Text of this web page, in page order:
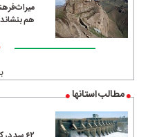
هم بنشاند
مطالب استانها